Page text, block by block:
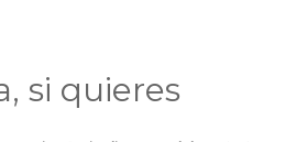
si quieres